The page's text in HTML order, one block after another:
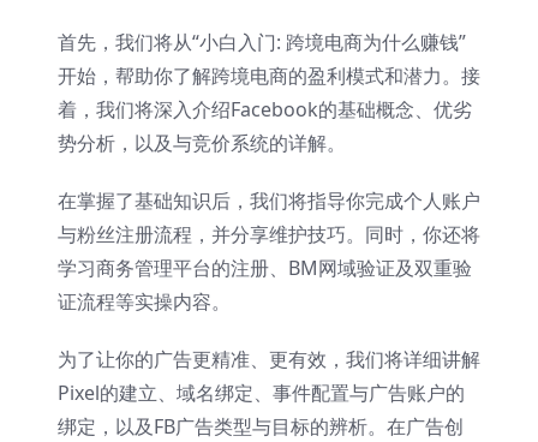
首先，我们将从“小白入门: 跨境电商为什么赚钱”
开始，帮助你了解跨境电商的盈利模式和潜力。接
着，我们将深入介绍Facebook的基础概念、优劣
势分析，以及与竞价系统的详解。
在掌握了基础知识后，我们将指导你完成个人账户
与粉丝注册流程，并分享维护技巧。同时，你还将
学习商务管理平台的注册、BM网域验证及双重验
证流程等实操内容。
为了让你的广告更精准、更有效，我们将详细讲解
Pixel的建立、域名绑定、事件配置与广告账户的
绑定，以及FB广告类型与目标的辨析。在广告创